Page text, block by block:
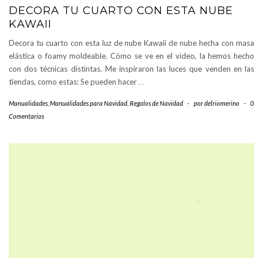
DECORA TU CUARTO CON ESTA NUBE
KAWAII
Decora tu cuarto con esta luz de nube Kawaii de nube hecha con masa
elástica o foamy moldeable. Cómo se ve en el video, la hemos hecho
con dos técnicas distintas. Me inspiraron las luces que venden en las
tiendas, como estas: Se pueden hacer …
Manualidades Manualidades para Navidad Regalos de Navidad - pordelriomerino -
0
Comentarios